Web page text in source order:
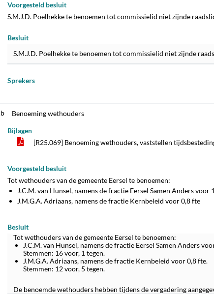
Voorgesteld besluit
S.M.J.D. Poelhekke te benoemen tot commissielid niet zijnde
Besluit
S.M.J.D. Poelhekke te benoemen tot commissielid niet zijnde
Sprekers
Benoeming wethouders
Bijlagen
[R25.069] Benoeming wethouders, vaststellen
Voorgesteld besluit
Tot wethouders van de gemeente Eersel te benoemen:
J.C.M. van Hunsel, namens de fractie Eersel Samen Anders voor
J.M.G.A. Adriaans, namens de fractie Kernbeleid voor 0,8 fte
Besluit
Tot wethouders van de gemeente Eersel te benoemen:
J.C.M. van Hunsel, namens de fractie Eersel Samen Anders
Stemmen: 16 voor, 1 tegen.
J.M.G.A. Adriaans, namens de fractie Kernbeleid voor 0,8 fte.
Stemmen: 12 voor, 5 tegen.
De benoemde wethouders hebben tijdens de vergadering